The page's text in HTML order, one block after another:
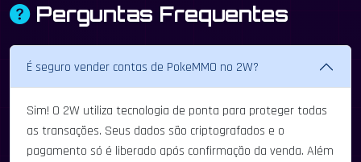
Perguntas Frequentes
É seguro vender contas de PokeMMO no 2W?
Sim! O 2W utiliza tecnologia de ponta para proteger todas
as transações. Seus dados são criptografados e o
pagamento só é liberado após confirmação da venda. Além